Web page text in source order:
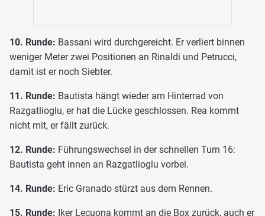
10. Runde: Bassani wird durchgereicht. Er verliert binnen
weniger Meter zwei Positionen an Rinaldi und Petrucci,
damit ist er noch Siebter.
11. Runde: Bautista hängt wieder am Hinterrad von
Razgatlioglu, er hat die Lücke geschlossen. Rea kommt
nicht mit, er fällt zurück.
12. Runde: Führungswechsel in der schnellen Turn 16:
Bautista geht innen an Razgatlioglu vorbei.
14. Runde: Eric Granado stürzt aus dem Rennen.
15. Runde: Iker Lecuona kommt an die Box zurück, auch er